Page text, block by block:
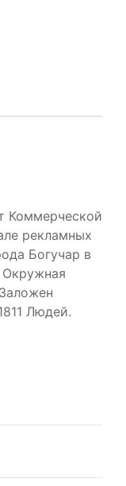
Коммерческой
рекламных
Богучар в
Окружная
Людей.